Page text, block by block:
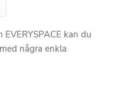
kan du
några enkla